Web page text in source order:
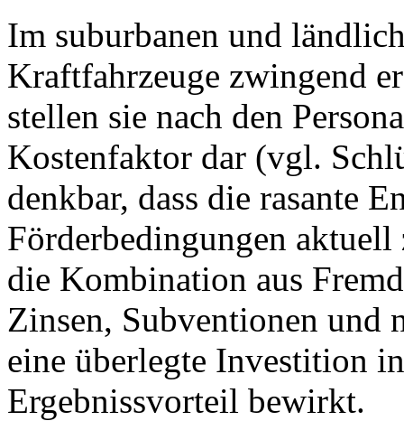
Im suburbanen und
Kraftfahrzeuge zwingend
stellen sie nach den
Kostenfaktor dar (vgl.
denkbar, dass die rasante
Förderbedingungen
die Kombination aus
Zinsen, Subventionen und
eine überlegte Investition
Ergebnissvorteil bewirkt.